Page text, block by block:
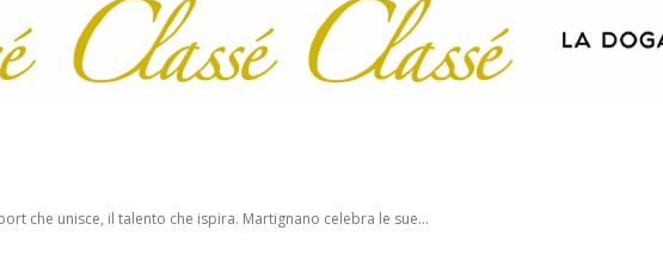
che unisce, il talento che ispira. Martignano celebra le sue...